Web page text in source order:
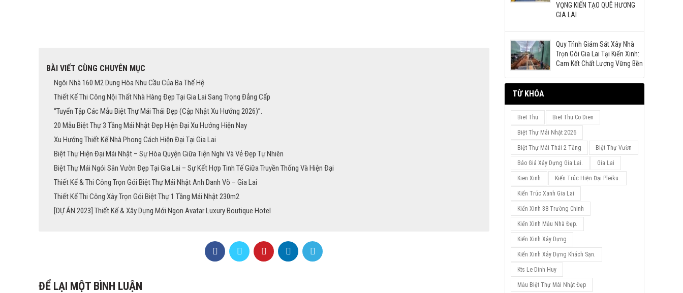
BÀI VIẾT CÙNG CHUYÊN MỤC
Ngôi Nhà 160 M2 Dung Hòa Nhu Cầu Của Ba Thế Hệ
Thiết Kế Thi Công Nội Thất Nhà Hàng Đẹp Tại Gia Lai Sang Trọng Đẳng Cấp
“Tuyển Tập Các Mẫu Biệt Thự Mái Thái Đẹp (Cập Nhật Xu Hướng 2026)”.
20 Mẫu Biệt Thự 3 Tầng Mái Nhật Đẹp Hiện Đại Xu Hướng Hiện Nay
Xu Hướng Thiết Kế Nhà Phong Cách Hiện Đại Tại Gia Lai
Biệt Thự Hiện Đại Mái Nhật – Sự Hòa Quyện Giữa Tiện Nghi Và Vẻ Đẹp Tự Nhiên
Biệt Thự Mái Ngói Sân Vườn Đẹp Tại Gia Lai – Sự Kết Hợp Tinh Tế Giữa Truyền Thống Và Hiện Đại
Thiết Kế & Thi Công Trọn Gói Biệt Thự Mái Nhật Anh Danh Võ – Gia Lai
Thiết Kế Thi Công Xây Trọn Gói Biệt Thự 1 Tầng Mái Nhật 230m2
[DỰ ÁN 2023] Thiết Kế & Xây Dựng Mới Ngon Avatar Luxury Boutique Hotel
ĐỂ LẠI MỘT BÌNH LUẬN
VỌNG KIẾN TẠO QUÊ HƯƠNG
GIA LAI
Quy Trình Giám Sát Xây Nhà
Trọn Gói Gia Lai Tại Kiến Xinh:
Cam Kết Chất Lượng Vững Bền
TỪ KHÓA
Biet Thu Biet Thu Co Dien
Biệt Thự Mái Nhật 2026
Biệt Thự Mái Thái 2 Tầng Biệt Thự Vườn
Báo Giá Xây Dựng Gia Lai. Gia Lai
Kien Xinh Kiến Trúc Hiện Đại Pleiku.
Kiến Trúc Xanh Gia Lai
Kiến Xinh 38 Trường Chinh
Kiến Xinh Mẫu Nhà Đẹp.
Kiến Xinh Xây Dựng
Kiến Xinh Xây Dựng Khách Sạn.
Kts Le Dinh Huy
Mẫu Biệt Thự Mái Nhật Đẹp